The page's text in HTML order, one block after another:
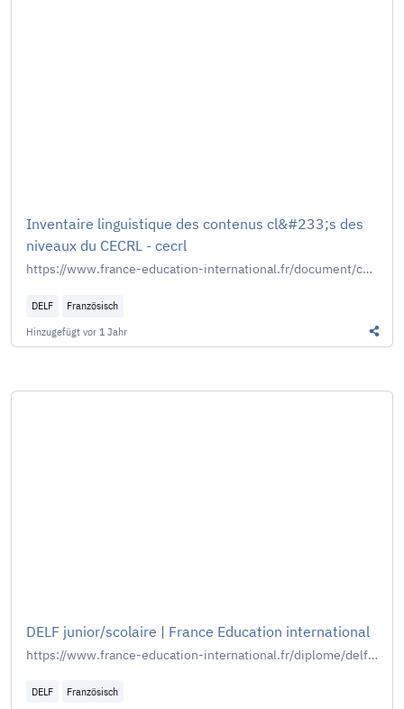
Inventaire linguistique des contenus cl&#233;s des
niveaux du CECRL - cecrl
https://www.france-education-international.fr/document/cecrl
DELF
Französisch
Hinzugefügt vor 1 Jahr
DELF junior/scolaire | France Education international
https://www.france-education-international.fr/diplome/delf-junior-scolaire?langue=fr
DELF
Französisch